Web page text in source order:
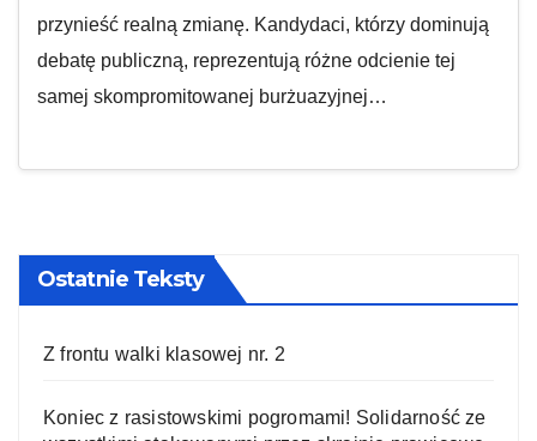
przynieść realną zmianę. Kandydaci, którzy dominują
debatę publiczną, reprezentują różne odcienie tej
samej skompromitowanej burżuazyjnej…
Ostatnie Teksty
Z frontu walki klasowej nr. 2
Koniec z rasistowskimi pogromami! Solidarność ze